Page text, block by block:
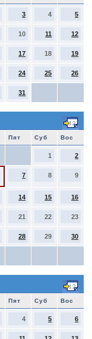
3 4 5
10 11 12
17 18 19
24 25 26
31
Пят Суб Вос
1 2
7 8 9
14 15 16
21 22 23
28 29 30
Пят Суб Вос
4 5 6